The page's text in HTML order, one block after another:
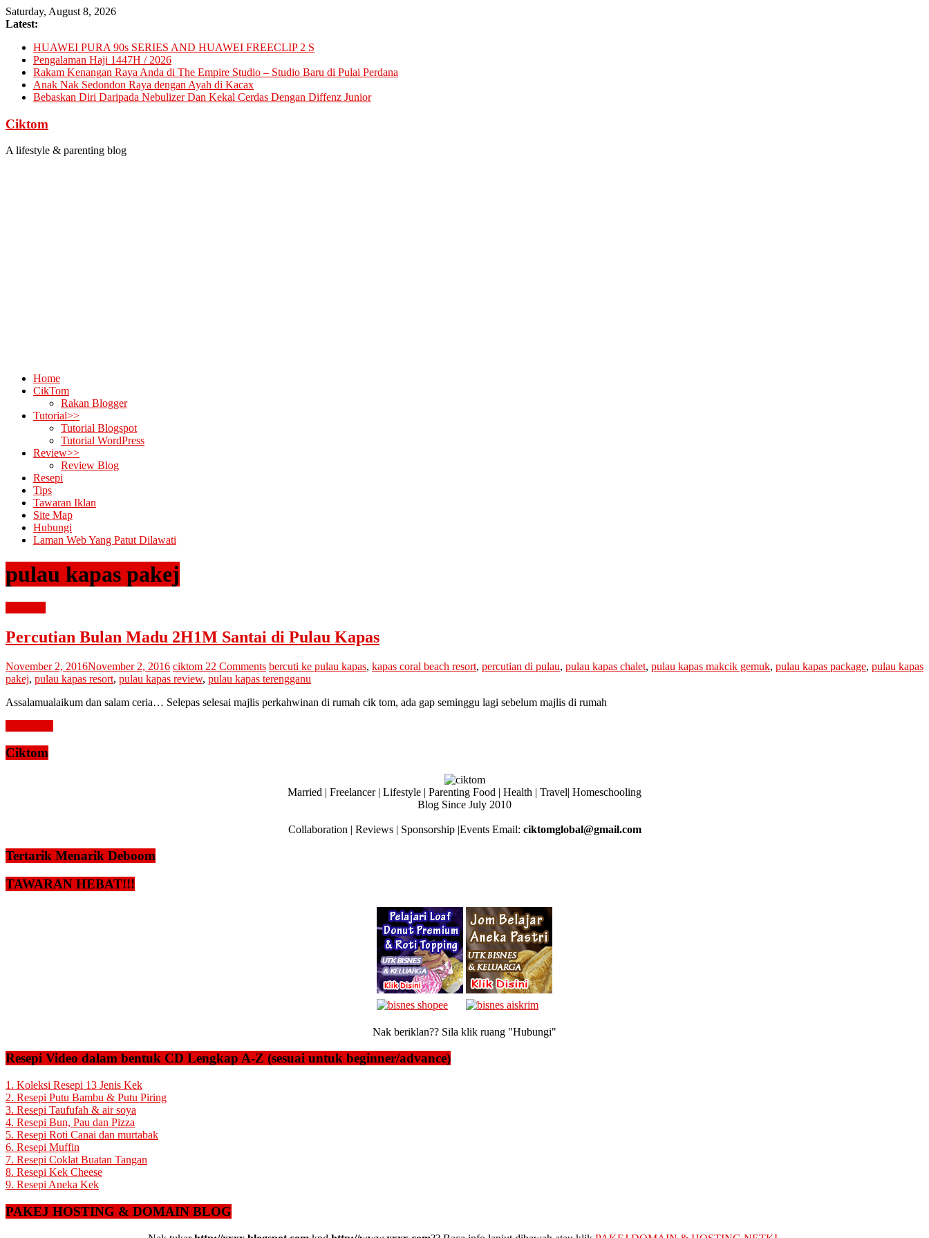
Skip
to
Saturday, August 8, 2026
Latest:
HUAWEI PURA 90s SERIES AND HUAWEI FREECLIP 2 S
Pengalaman Haji 1447H / 2026
Rakam Kenangan Raya Anda di The Empire Studio – Studio Baru di Pulai Perdana
Anak Nak Sedondon Raya dengan Ayah di Kacax
Bebaskan Diri Daripada Nebulizer Dan Kekal Cerdas Dengan Diffenz Junior
Ciktom
A lifestyle & parenting blog
Home
CikTom
Rakan Blogger
Tutorial>>
Tutorial Blogspot
Tutorial WordPress
Review>>
Review Blog
Resepi
Tips
Tawaran Iklan
Site Map
Hubungi
Laman Web Yang Patut Dilawati
pulau kapas pakej
Percutian Bulan Madu 2H1M Santai di Pulau Kapas
November 2, 2016November 2, 2016 ciktom 22 Comments bercuti ke pulau kapas, kapas coral beach resort, percutian di pulau, pulau kapas chalet, pulau kapas makcik gemuk, pulau kapas package, pulau kapas
pakej, pulau kapas resort, pulau kapas review, pulau kapas terengganu
Assalamualaikum dan salam ceria… Selepas selesai majlis perkahwinan di rumah cik tom, ada gap seminggu lagi sebelum majlis di rumah
Ciktom
Married | Freelancer | Lifestyle | Parenting Food | Health | Travel| Homeschooling
Blog Since July 2010
Collaboration | Reviews | Sponsorship |Events Email: ciktomglobal@gmail.com
Tertarik Menarik Deboom
TAWARAN HEBAT!!!
Nak beriklan?? Sila klik ruang "Hubungi"
Resepi Video dalam bentuk CD Lengkap A-Z (sesuai untuk beginner/advance)
1. Koleksi Resepi 13 Jenis Kek
2. Resepi Putu Bambu & Putu Piring
3. Resepi Taufufah & air soya
4. Resepi Bun, Pau dan Pizza
5. Resepi Roti Canai dan murtabak
6. Resepi Muffin
7. Resepi Coklat Buatan Tangan
8. Resepi Kek Cheese
9. Resepi Aneka Kek
PAKEJ HOSTING & DOMAIN BLOG